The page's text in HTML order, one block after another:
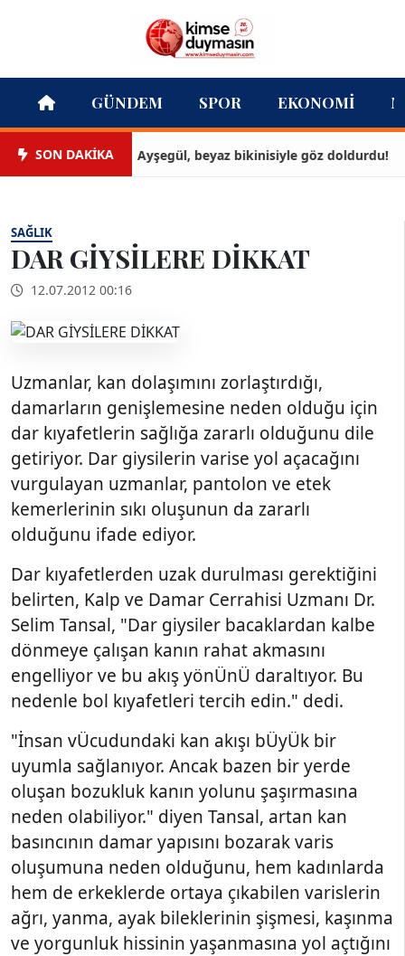
GÜNDEM SPOR EKONOMI
SON DAKİKAAyşegül, beyaz bikinisiyle göz doldurdu!
SAĞLIK
DAR GİYSİLERE DİKKAT
12.07.2012 00:16
Uzmanlar, kan dolaşımını zorlaştırdığı,
damarların genişlemesine neden olduğu için
dar kıyafetlerin sağlığa zararlı olduğunu dile
getiriyor. Dar giysilerin varise yol açacağını
vurgulayan uzmanlar, pantolon ve etek
kemerlerinin sıkı oluşunun da zararlı
olduğunu ifade ediyor.
Dar kıyafetlerden uzak durulması gerektiğini
belirten, Kalp ve Damar Cerrahisi Uzmanı Dr.
Selim Tansal, "Dar giysiler bacaklardan kalbe
dönmeye çalışan kanın rahat akmasını
engelliyor ve bu akış yönÜnÜ daraltıyor. Bu
nedenle bol kıyafetleri tercih edin." dedi.
"İnsan vÜcudundaki kan akışı bÜyÜk bir
uyumla sağlanıyor. Ancak bazen bir yerde
oluşan bozukluk kanın yolunu şaşırmasına
neden olabiliyor." diyen Tansal, artan kan
basıncının damar yapısını bozarak varis
oluşumuna neden olduğunu, hem kadınlarda
hem de erkeklerde ortaya çıkabilen varislerin
ağrı, yanma, ayak bileklerinin şişmesi, kaşınma
ve yorgunluk hissinin yaşanmasına yol açtığını